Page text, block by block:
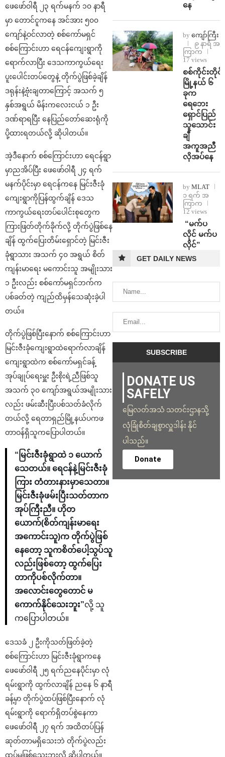
ဖေဖော်ဝါရီ ၂၃ ရက်မနက် ၁၀ နာရီ
မှာ တောင်ငူကနေ အင်အား ၅၀၀
ကျော်နဲ့ဝင်လာတဲ့ စစ်ကော်မရှင်
စစ်ကြောင်းဟာ ရေငန်ကျေးရွာကို
ရောက်လာပြီး ဒေသကာကွယ်ရေး
ပူးပေါင်းတပ်တွေနဲ့ တိုက်ပွဲဖြစ်ခဲ့ချိန်
ဒရုန်းနဲ့ဗုံးချတာကြောင့် အသက် ၅
နှစ်အရွယ် မိန်းကလေးငယ် ၁ ဦး
ဒဏ်ရာရပြီး နေပြည်တော်ဆေးရုံကို
ပို့ထားရတယ်လို့ ဆိုပါတယ်။
အဲ့ဒီနောက် စစ်ကြောင်းဟာ ရေငန်ရွာ
မှာညအိပ်ပြီး ဖေဖော်ဝါရီ ၂၄ ရက်
မနက်ပိုင်းမှာ ရေငန်ကနေ မြင်းဇီးခုံ
ကျေးရွာကိုပြန်ထွက်ချိန် ဒေသ
ကာကွယ်ရေးတပ်ပေါင်းစုတွေက
ကြားဖြတ်တိုက်ခိုက်လို့ တိုက်ပွဲဖြစ်နေ
ချိန် ထွက်ပြေးတိမ်းရှောင်တဲ့ မြင်းဇီး
ခုံရွာသား အသက် ၄၀ အရွယ် စိတ်
ကျန်းမာရေး မကောင်းသူ အမျိုးသား
၁ ဦးလည်း စစ်ကော်မရှင်ဘက်က
ပစ်ခတ်တဲ့ ကျည်ထိမှန်သေဆုံးခဲ့ပါ
တယ်။
တိုက်ပွဲဖြစ်ပြီးနောက် စစ်ကြောင်းဟာ
မြင်းဇီးခုံကျေးရွာထဲရောက်လာချိန်
ကျေးရွာထဲက စစ်ကော်မရှင်ခန့်
အုပ်ချုပ်ရေးမှူး ဦးစိုးရဲ့ညီဖြစ်သူ
အသက် ၃၀ ကျော်အရွယ်အမျိုးသား
လည်း ဖမ်းဆီးပြီးပစ်သတ်ခံလိုက်
တယ်လို့ ရေတာရှည်မြို့နယ်ပကဖ
တာဝန်ရှိသူကပြောပါတယ်။
“မြင်းဇီးခုံရွာထဲ ၁ ယောက်
သေတယ်။ ရေငန်နဲ့မြင်းဇီးခုံ
ကြား တံတားနားမှာသေတာ။
မြင်းဇီးခုံဖမ်းပြီးသတ်တာက
အုပ်ကြီးညီ။ ဟိုတ
ယောက်(စိတ်ကျန်းမာရေး
အကောင်းသူ)က တိုက်ပွဲဖြစ်
နေတော့ သူကစိတ်ပေါ့သွပ်သူ
လည်းဖြစ်တော့ ထွက်ပြေး
တာကိုပစ်လိုက်တာ။
အလောင်းတွေတောင် မ
ကောက်နိုင်သေးဘူး”လို့ သူ
ကပြောပါတယ်။
ဒေသခံ ၂ ဦးကိုသတ်ဖြတ်ခဲ့တဲ့
စစ်ကြောင်းဟာ မြင်းဇီးခုံရွာကနေ
ဖေဖော်ဝါရီ ၂၅ ရက်ညနေပိုင်းမှာ လုံ
ရမ်းရွာကို ထွက်လာချိန် ညနေ ၆ နာရီ
ခန့်မှာ တိုက်ပွဲထပ်ဖြစ်ပြီးနောက် လုံ
ရမ်းရွာကို ရောက်ရှိတပ်စွဲနေကာ
ဖေဖော်ဝါရီ ၂၇ ရက် အထိတပ်ပြန်
ဆုတ်တာမရှိသေးဘဲ တိုက်ပွဲလည်း
ထပ်မဖြစ်သေးဘူးလို့ ဆိုပါတယ်။
နေ
by ကျော်ကြီး
၉ နာရီ အ
ကြာက
17 views
စစ်ကိုင်းတိုင်း
မြို့နယ် ၆
ခုက
ရေဘေး
ရှောင်ပြည်
သူသောင်း
ချီ
အကူအညီ
လိုအပ်နေ
by MLAT
၁ ရက် အ
ကြာက
12 views
⁨ ⁨“မက်ပ
လိုင် မက်ပ
လိုင်”
GET DAILY NEWS
DONATE US
SAFELY
မြေလတ်အသံ သတင်းဌာနသို့
လုံခြုံစိတ်ချစွာလှူဒါန်း နိုင်
ပါသည်။
Donate